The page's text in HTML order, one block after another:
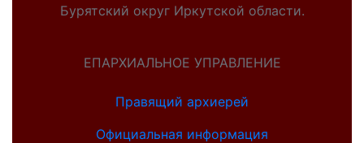
Бурятский округ Иркутской области.
ЕПАРХИАЛЬНОЕ УПРАВЛЕНИЕ
Правящий архиерей
Официальная информация